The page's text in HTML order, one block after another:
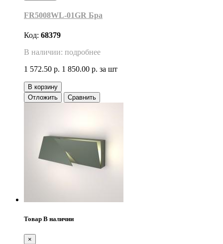
FR5008WL-01GR Бра
Код: 68379
В наличии: подробнее
1 572.50 р. 1 850.00 р. за шт
В корзину
Отложить
Сравнить
Товар В наличии
×